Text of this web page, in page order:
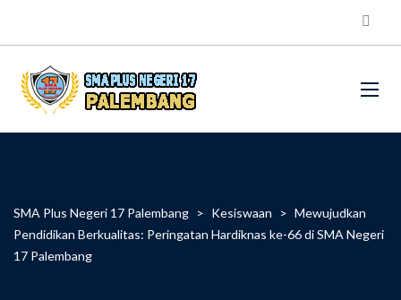
SMA Plus Negeri 17 Palembang > Kesiswaan > Mewujudkan
Pendidikan Berkualitas: Peringatan Hardiknas ke-66 di SMA Negeri
17 Palembang